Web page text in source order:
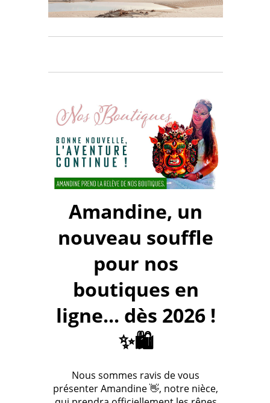
Amandine, un
nouveau souffle
pour nos
boutiques en
ligne... dès 2026 !
✨🛍️
Nous sommes ravis de vous
présenter Amandine 👋, notre nièce,